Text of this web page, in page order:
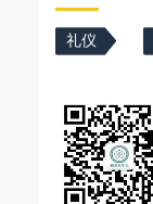
礼仪